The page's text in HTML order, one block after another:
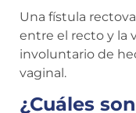
Una fístula
entre el recto y la
involuntario de
vaginal.
¿Cuáles